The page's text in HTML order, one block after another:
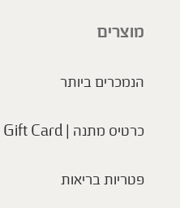
מוצרים
הנמכרים ביותר
כרטיס מתנה | Gift Card
פטריות בריאות